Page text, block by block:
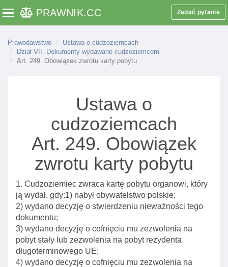
Toggle navigation
PRAWNIK.CC Zadać pytanie
Prawodawstwo
Ustawa o cudzoziemcach
Dział VII. Dokumenty wydawane cudzoziemcom
Art. 249. Obowiązek zwrotu karty pobytu
Ustawa o
cudzoziemcach
Art. 249. Obowiązek
zwrotu karty pobytu
1. Cudzoziemiec zwraca kartę pobytu organowi, który
ją wydał, gdy:1) nabył obywatelstwo polskie;
2) wydano decyzję o stwierdzeniu nieważności tego
dokumentu;
3) wydano decyzję o cofnięciu mu zezwolenia na
pobyt stały lub zezwolenia na pobyt rezydenta
długoterminowego UE;
4) wydano decyzję o cofnięciu mu zezwolenia na
Art. 207. Informacje zasięgane przez wojewodę
przed wydaniem decyzji o zezwoleniu na pobyt stały
Art. 207a. Strona postępowania w sprawie
zezwolenia na pobyt stały cudzoziemca
Art. 208a. Prośba o konsultacje w sprawie wydania
zezwolenia na pobyt stały
Art. 208b. Opinia wojewody w sprawie zezwolenia na
pobyt stały
Art. 210. Termin wydania decyzji w sprawie
udzielenia cudzoziemcowi zezwolenia na pobyt stały
Dział VII. Dokumenty wydawane cudzoziemcom
Art. 226. Dokumenty wydawane cudzoziemcowi
Art. 227. Decyzja o stwierdzeniu nieważnośCI
wydanego dokumentu
Art. 228. Dokumenty cudzoziemca bez jego podpisu
Art. 229. Zasady wydawania I wymiany dokumentów